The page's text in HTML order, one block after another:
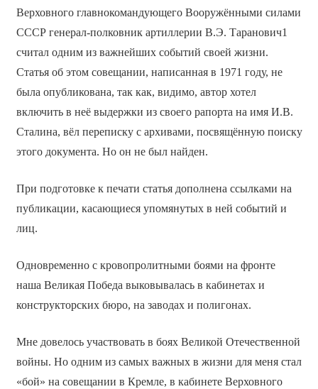
Верховного главнокомандующего Вооружёнными силами
СССР генерал-полковник артиллерии В.Э. Таранович1
считал одним из важнейших событий своей жизни.
Статья об этом совещании, написанная в 1971 году, не
была опубликована, так как, видимо, автор хотел
включить в неё выдержки из своего рапорта на имя И.В.
Сталина, вёл переписку с архивами, посвящённую поиску
этого документа. Но он не был найден.
При подготовке к печати статья дополнена ссылками на
публикации, касающиеся упомянутых в ней событий и
лиц.
Одновременно с кровопролитными боями на фронте
наша Великая Победа выковывалась в кабинетах и
конструкторских бюро, на заводах и полигонах.
Мне довелось участвовать в боях Великой Отечественной
войны. Но одним из самых важных в жизни для меня стал
«бой» на совещании в Кремле, в кабинете Верховного